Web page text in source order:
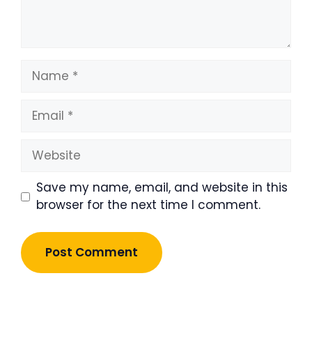
Name
Email
Website
Save my name, email, and website in this
browser for the next time I comment.